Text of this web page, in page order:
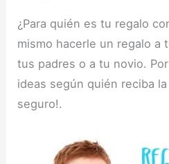
¿Para quién es tu regalo
mismo hacerle un regalo a
tus padres o a tu novio.
ideas según quién reciba
seguro!.